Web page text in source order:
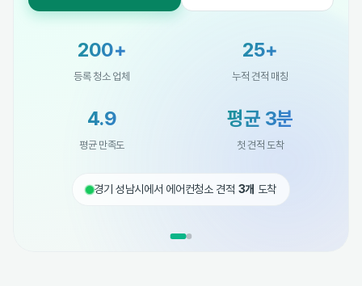
경기 성남시에서 에어컨청소 견적 3개 도착
200+
등록 청소 업체
25+
누적 견적 매칭
4.9
평균 만족도
평균 3분
첫 견적 도착